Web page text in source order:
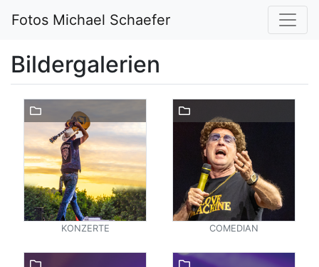
Fotos Michael Schaefer
Bildergalerien
KONZERTE COMEDIAN